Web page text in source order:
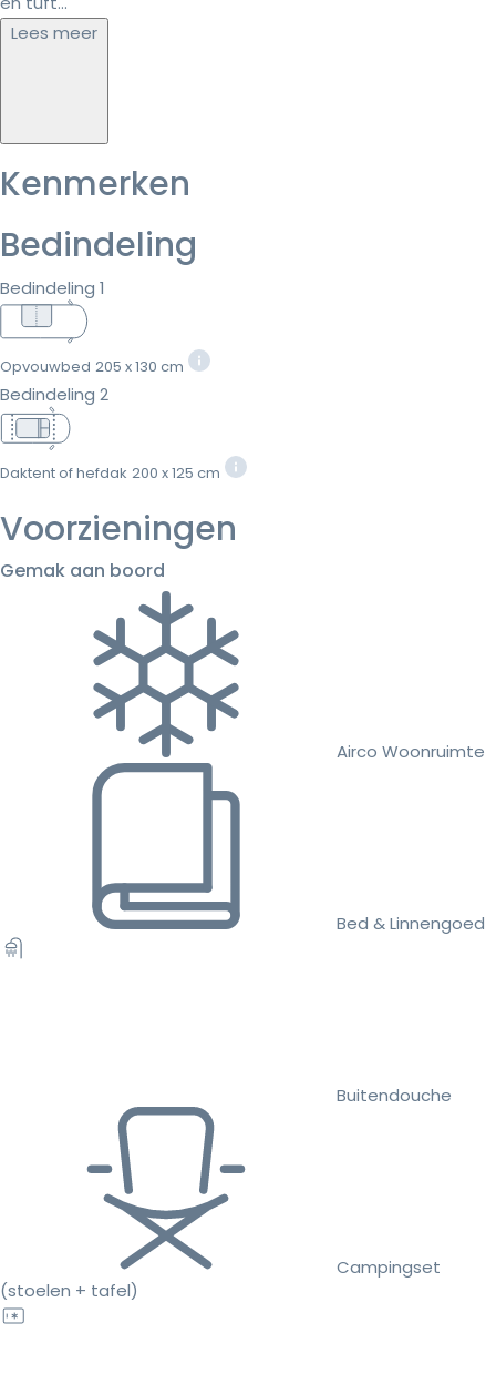
Lees meer
Kenmerken
Bedindeling
Bedindeling 1
Opvouwbed 205 x 130 cm
Bedindeling 2
Daktent of hefdak 200 x 125 cm
Voorzieningen
Gemak aan boord
Airco Woonruimte
Bed & Linnengoed
Buitendouche
Campingset
(stoelen + tafel)